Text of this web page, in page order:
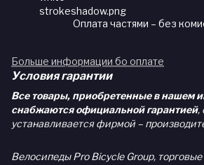
Оплата частями – без
Больше информации бо оплате
Условия гарантии
Все товары, приобретенные в нашем
снабжаются официальной гарантией,
устанавливается фирмой –
Велосипеды Pro Bicycle Group,